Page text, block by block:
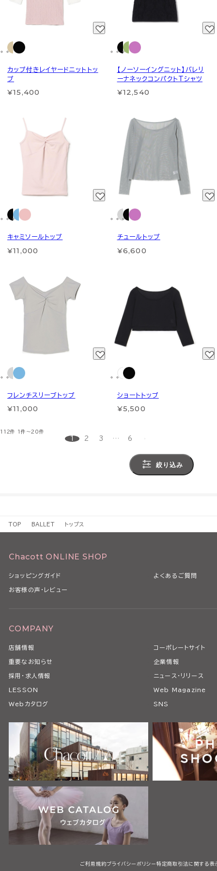
カップ付きレイヤードニットトッ
プ
¥15,400
【ノーソーイングニット】バレリ
ーナネックコンパクトTシャツ
¥12,540
キャミソールトップ
¥11,000
チュールトップ
¥6,600
フレンチスリーブトップ
¥11,000
ショートトップ
¥5,500
112件 1件～20件
1 2 3 … 6
絞り込み
TOP BALLET トップス
Chacott ONLINE SHOP
ショッピングガイド よくあるご質問
お客様の声・レビュー
COMPANY
店舗情報 コーポレートサイト
重要なお知らせ 企業情報
採用・求人情報 ニュース・リリース
LESSON Web Magazine
Webカタログ SNS
ご利用規約プライバシーポリシー特定商取引法に関する表